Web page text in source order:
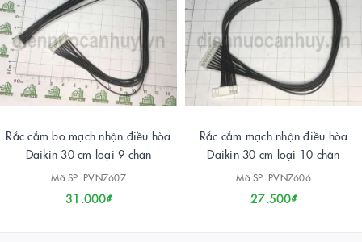
Rắc cắm bo mạch nhận điều hòa
Daikin 30 cm loại 9 chân
Mã SP: PVN7607
31.000₫
Rắc cắm mạch nhận điều hòa
Daikin 30 cm loại 10 chân
Mã SP: PVN7606
27.500₫